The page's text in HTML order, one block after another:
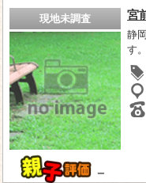
現地未調査
－
宮
静
す。